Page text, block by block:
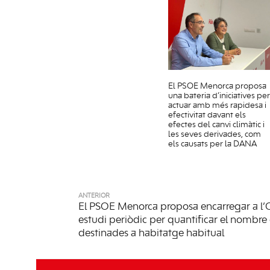
El PSOE Menorca proposa
una bateria d’iniciatives per
actuar amb més rapidesa i
efectivitat davant els
efectes del canvi climàtic i
les seves derivades, com
els causats per la DANA
ANTERIOR
El PSOE Menorca proposa encarregar a
estudi periòdic per quantificar el nombre
destinades a habitatge habitual